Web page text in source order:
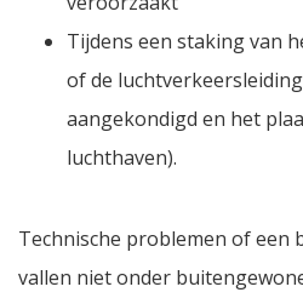
Tijdens een staking van
of de
aangekondigd en het
luchthaven).
Technische problemen of een
vallen niet onder